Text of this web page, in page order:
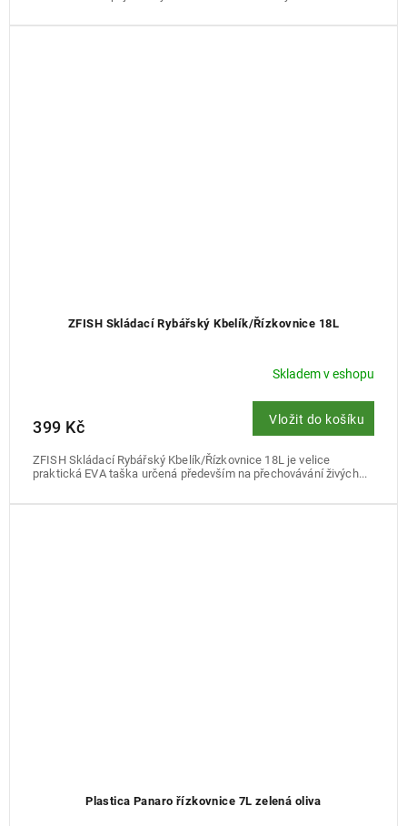
ZFISH Skládací Rybářský Kbelík/Řízkovnice 18L
Skladem v eshopu
399 Kč Vložit do košíku
ZFISH Skládací Rybářský Kbelík/Řízkovnice 18L je velice
praktická EVA taška určená především na přechovávání živých...
Plastica Panaro řízkovnice 7L zelená oliva